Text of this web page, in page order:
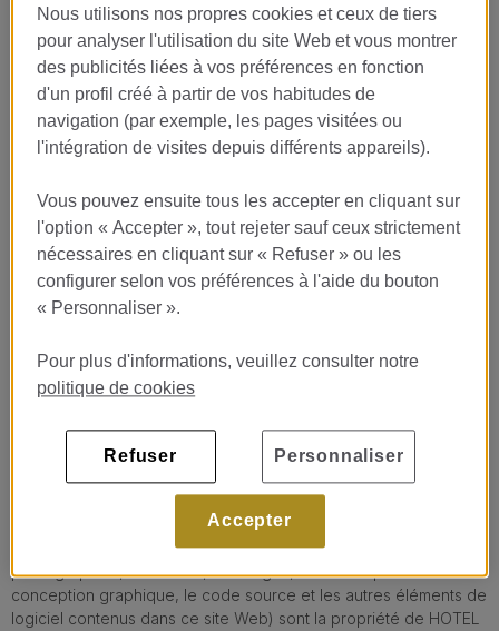
www.restaurantlasarte.com, www.loidi.com,
www.cateringmartinberasategui.com et
www.monumenthotel.com.Users peuvent s'adresser aux bureaux
de notre société situés à l'adresse susmentionnée ou à
l'adresse électronique informatica@condesdebarcelona.com
pour toute question, suggestion ou recommandation.
L'utilisateur doit utiliser l'information contenue sur ce site Web
exclusivement aux fins du portail, plus précisément pour obtenir
des informations sur les services offerts et faire des
suggestions, et ne pas entreprendre directement ou
indirectement toute forme d'opération commerciale différente
un accès illimité et gratuit à l'information publique qu'il contient,
bien que HOTEL MONUMENT BARCELONA 2015 SLU se réserve
et à certains services du portail.
4.- PROPRIÉTÉ INTELLECTUELLE ET INDUSTRIELLE
Les droits de propriété industrielle et intellectuelle (y compris,
mais sans s'y limiter, les marques, les logos, les textes, les
photographies, les icônes, les images, etc. ainsi que la
conception graphique, le code source et les autres éléments de
logiciel contenus dans ce site Web) sont la propriété de HOTEL
Nous utilisons nos propres cookies et ceux de tiers
pour analyser l'utilisation du site Web et vous montrer
des publicités liées à vos préférences en fonction
d'un profil créé à partir de vos habitudes de
navigation (par exemple, les pages visitées ou
l'intégration de visites depuis différents appareils).
Vous pouvez ensuite tous les accepter en cliquant sur
l'option « Accepter », tout rejeter sauf ceux strictement
nécessaires en cliquant sur « Refuser » ou les
configurer selon vos préférences à l'aide du bouton
« Personnaliser ».
Pour plus d'informations, veuillez consulter notre
politique de cookies
Refuser
Accepter
Personnaliser